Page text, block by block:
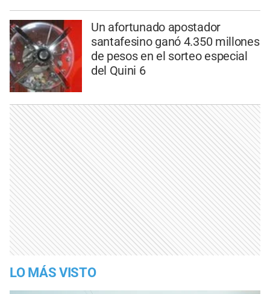
Un afortunado apostador
santafesino ganó 4.350 millones
de pesos en el sorteo especial
del Quini 6
LO MÁS VISTO